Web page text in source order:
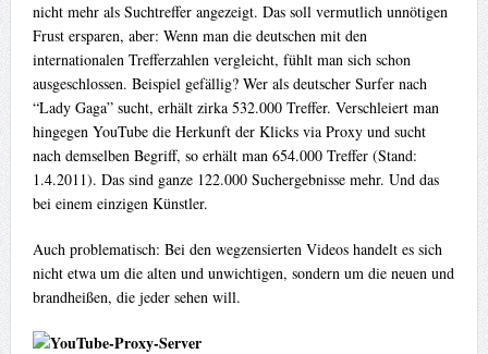
nicht mehr als Suchtreffer angezeigt. Das soll vermutlich unnötigen
Frust ersparen, aber: Wenn man die deutschen mit den
internationalen Trefferzahlen vergleicht, fühlt man sich schon
ausgeschlossen. Beispiel gefällig? Wer als deutscher Surfer nach
“Lady Gaga” sucht, erhält zirka 532.000 Treffer. Verschleiert man
hingegen YouTube die Herkunft der Klicks via Proxy und sucht
nach demselben Begriff, so erhält man 654.000 Treffer (Stand:
1.4.2011). Das sind ganze 122.000 Suchergebnisse mehr. Und das
bei einem einzigen Künstler.
Auch problematisch: Bei den wegzensierten Videos handelt es sich
nicht etwa um die alten und unwichtigen, sondern um die neuen und
brandheißen, die jeder sehen will.